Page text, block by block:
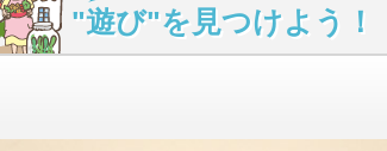
"遊び"を見つけよう！